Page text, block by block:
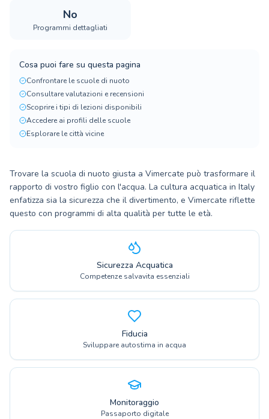
No
Programmi dettagliati
Cosa puoi fare su questa pagina
Confrontare le scuole di nuoto
Consultare valutazioni e recensioni
Scoprire i tipi di lezioni disponibili
Accedere ai profili delle scuole
Esplorare le città vicine
Trovare la scuola di nuoto giusta a Vimercate può trasformare il
rapporto di vostro figlio con l'acqua. La cultura acquatica in Italy
enfatizza sia la sicurezza che il divertimento, e Vimercate riflette
questo con programmi di alta qualità per tutte le età.
Sicurezza Acquatica
Competenze salvavita essenziali
Fiducia
Sviluppare autostima in acqua
Monitoraggio
Passaporto digitale